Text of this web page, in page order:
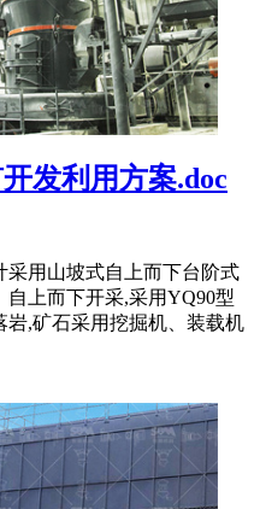
发利用方案.doc
采用山坡式自上而下台阶式
上而下开采,采用YQ90型
,矿石采用挖掘机、装载机